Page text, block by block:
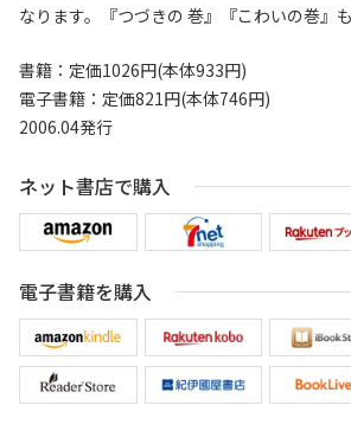
なります。『つづきの 巻』『こわいの巻』も
書籍：定価1026円(本体933円)
電子書籍：定価821円(本体746円)
2006.04発行
ネット書店で購入
電子書籍を購入